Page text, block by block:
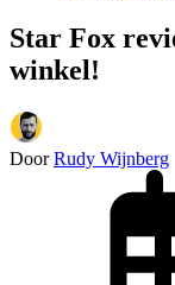
Star Fox
winkel!
Door Rudy Wijnberg